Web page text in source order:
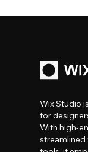
Wix Studio
for
With high-
streamlined